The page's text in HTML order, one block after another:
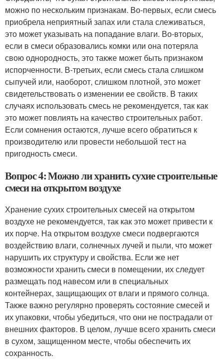
можно по нескольким признакам. Во-первых, если смесь
приобрела неприятный запах или стала слеживаться,
это может указывать на попадание влаги. Во-вторых,
если в смеси образовались комки или она потеряла
свою однородность, это также может быть признаком
испорченности. В-третьих, если смесь стала слишком
сыпучей или, наоборот, слишком плотной, это может
свидетельствовать о изменении ее свойств. В таких
случаях использовать смесь не рекомендуется, так как
это может повлиять на качество строительных работ.
Если сомнения остаются, лучше всего обратиться к
производителю или провести небольшой тест на
пригодность смеси.
Вопрос 4: Можно ли хранить сухие строительные
смеси на открытом воздухе
Хранение сухих строительных смесей на открытом
воздухе не рекомендуется, так как это может привести к
их порче. На открытом воздухе смеси подвергаются
воздействию влаги, солнечных лучей и пыли, что может
нарушить их структуру и свойства. Если же нет
возможности хранить смеси в помещении, их следует
размещать под навесом или в специальных
контейнерах, защищающих от влаги и прямого солнца.
Также важно регулярно проверять состояние смесей и
их упаковки, чтобы убедиться, что они не пострадали от
внешних факторов. В целом, лучше всего хранить смеси
в сухом, защищенном месте, чтобы обеспечить их
сохранность.